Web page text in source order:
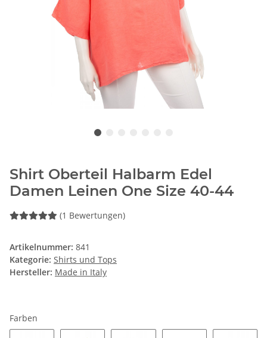
Shirt Oberteil Halbarm Edel
Damen Leinen One Size 40-44
(1 Bewertungen)
Artikelnummer: 841
Kategorie: Shirts und Tops
Hersteller: Made in Italy
Farben